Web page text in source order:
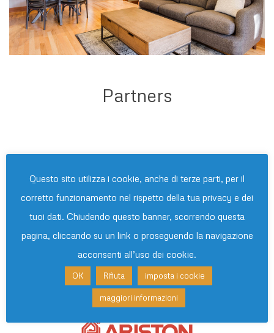
Partners
Questo sito utilizza i cookie, anche di terze parti, per il
corretto funzionamento nel rispetto della tua privacy e dei
tuoi dati. Chiudendo questo banner, scorrendo questa
pagina, cliccando su un link o proseguendo la navigazione
acconsenti all’uso dei cookie.
OK Rifiuta imposta i cookie
maggiori informazioni